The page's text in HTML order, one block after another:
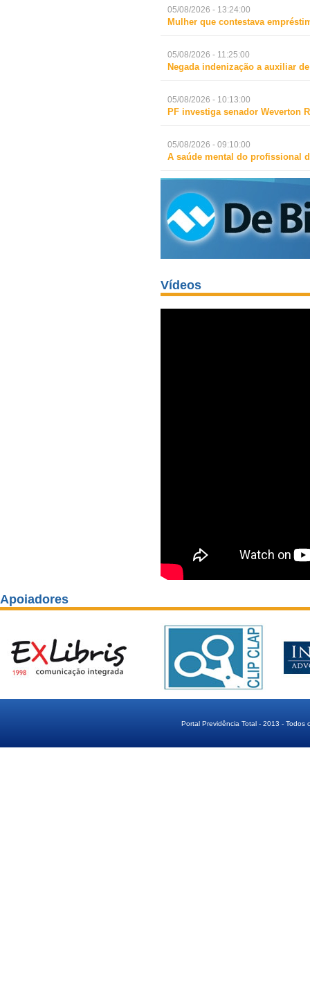
05/08/2026 - 13:24:00
Mulher que contestava
05/08/2026 - 11:25:00
Negada indenização a auxiliar
05/08/2026 - 10:13:00
PF investiga senador Weverton
05/08/2026 - 09:10:00
A saúde mental do profissional
Vídeos
Apoiadores
Portal Previdência Total - 2013 - Todos